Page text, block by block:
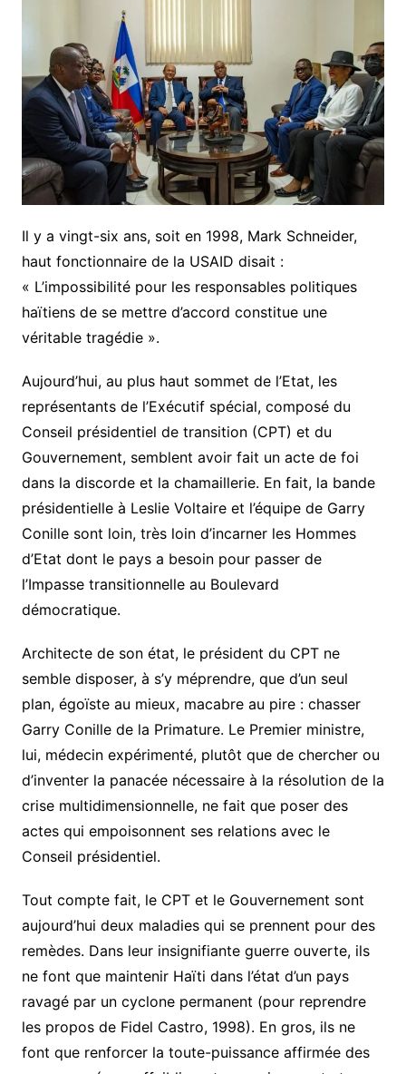
Il y a vingt-six ans, soit en 1998, Mark Schneider,
haut fonctionnaire de la USAID disait :
« L’impossibilité pour les responsables politiques
haïtiens de se mettre d’accord constitue une
véritable tragédie ».
Aujourd’hui, au plus haut sommet de l’Etat, les
représentants de l’Exécutif spécial, composé du
Conseil présidentiel de transition (CPT) et du
Gouvernement, semblent avoir fait un acte de foi
dans la discorde et la chamaillerie. En fait, la bande
présidentielle à Leslie Voltaire et l’équipe de Garry
Conille sont loin, très loin d’incarner les Hommes
d’Etat dont le pays a besoin pour passer de
l’Impasse transitionnelle au Boulevard
démocratique.
Architecte de son état, le président du CPT ne
semble disposer, à s’y méprendre, que d’un seul
plan, égoïste au mieux, macabre au pire : chasser
Garry Conille de la Primature. Le Premier ministre,
lui, médecin expérimenté, plutôt que de chercher ou
d’inventer la panacée nécessaire à la résolution de la
crise multidimensionnelle, ne fait que poser des
actes qui empoisonnent ses relations avec le
Conseil présidentiel.
Tout compte fait, le CPT et le Gouvernement sont
aujourd’hui deux maladies qui se prennent pour des
remèdes. Dans leur insignifiante guerre ouverte, ils
ne font que maintenir Haïti dans l’état d’un pays
ravagé par un cyclone permanent (pour reprendre
les propos de Fidel Castro, 1998). En gros, ils ne
font que renforcer la toute-puissance affirmée des